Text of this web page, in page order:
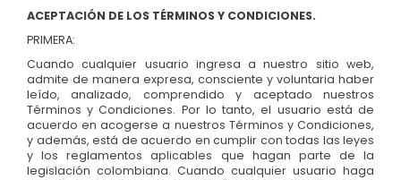
ACEPTACIÓN DE LOS TÉRMINOS Y CONDICIONES.
PRIMERA:
Cuando cualquier usuario ingresa a nuestro sitio web,
admite de manera expresa, consciente y voluntaria haber
leído, analizado, comprendido y aceptado nuestros
Términos y Condiciones. Por lo tanto, el usuario está de
acuerdo en acogerse a nuestros Términos y Condiciones,
y además, está de acuerdo en cumplir con todas las leyes
y los reglamentos aplicables que hagan parte de la
legislación colombiana. Cuando cualquier usuario haga